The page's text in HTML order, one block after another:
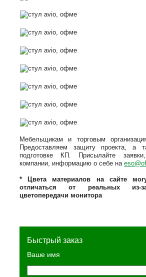
Мебельщикам и торговым
Предоставляем защиту проекта,
подготовке КП. Присылайте
компании, информацию о себе на
* Цвета материалов на сайте
отличаться от реальных из-
цветопередачи монитора
Быстрый заказ
Ваше имя